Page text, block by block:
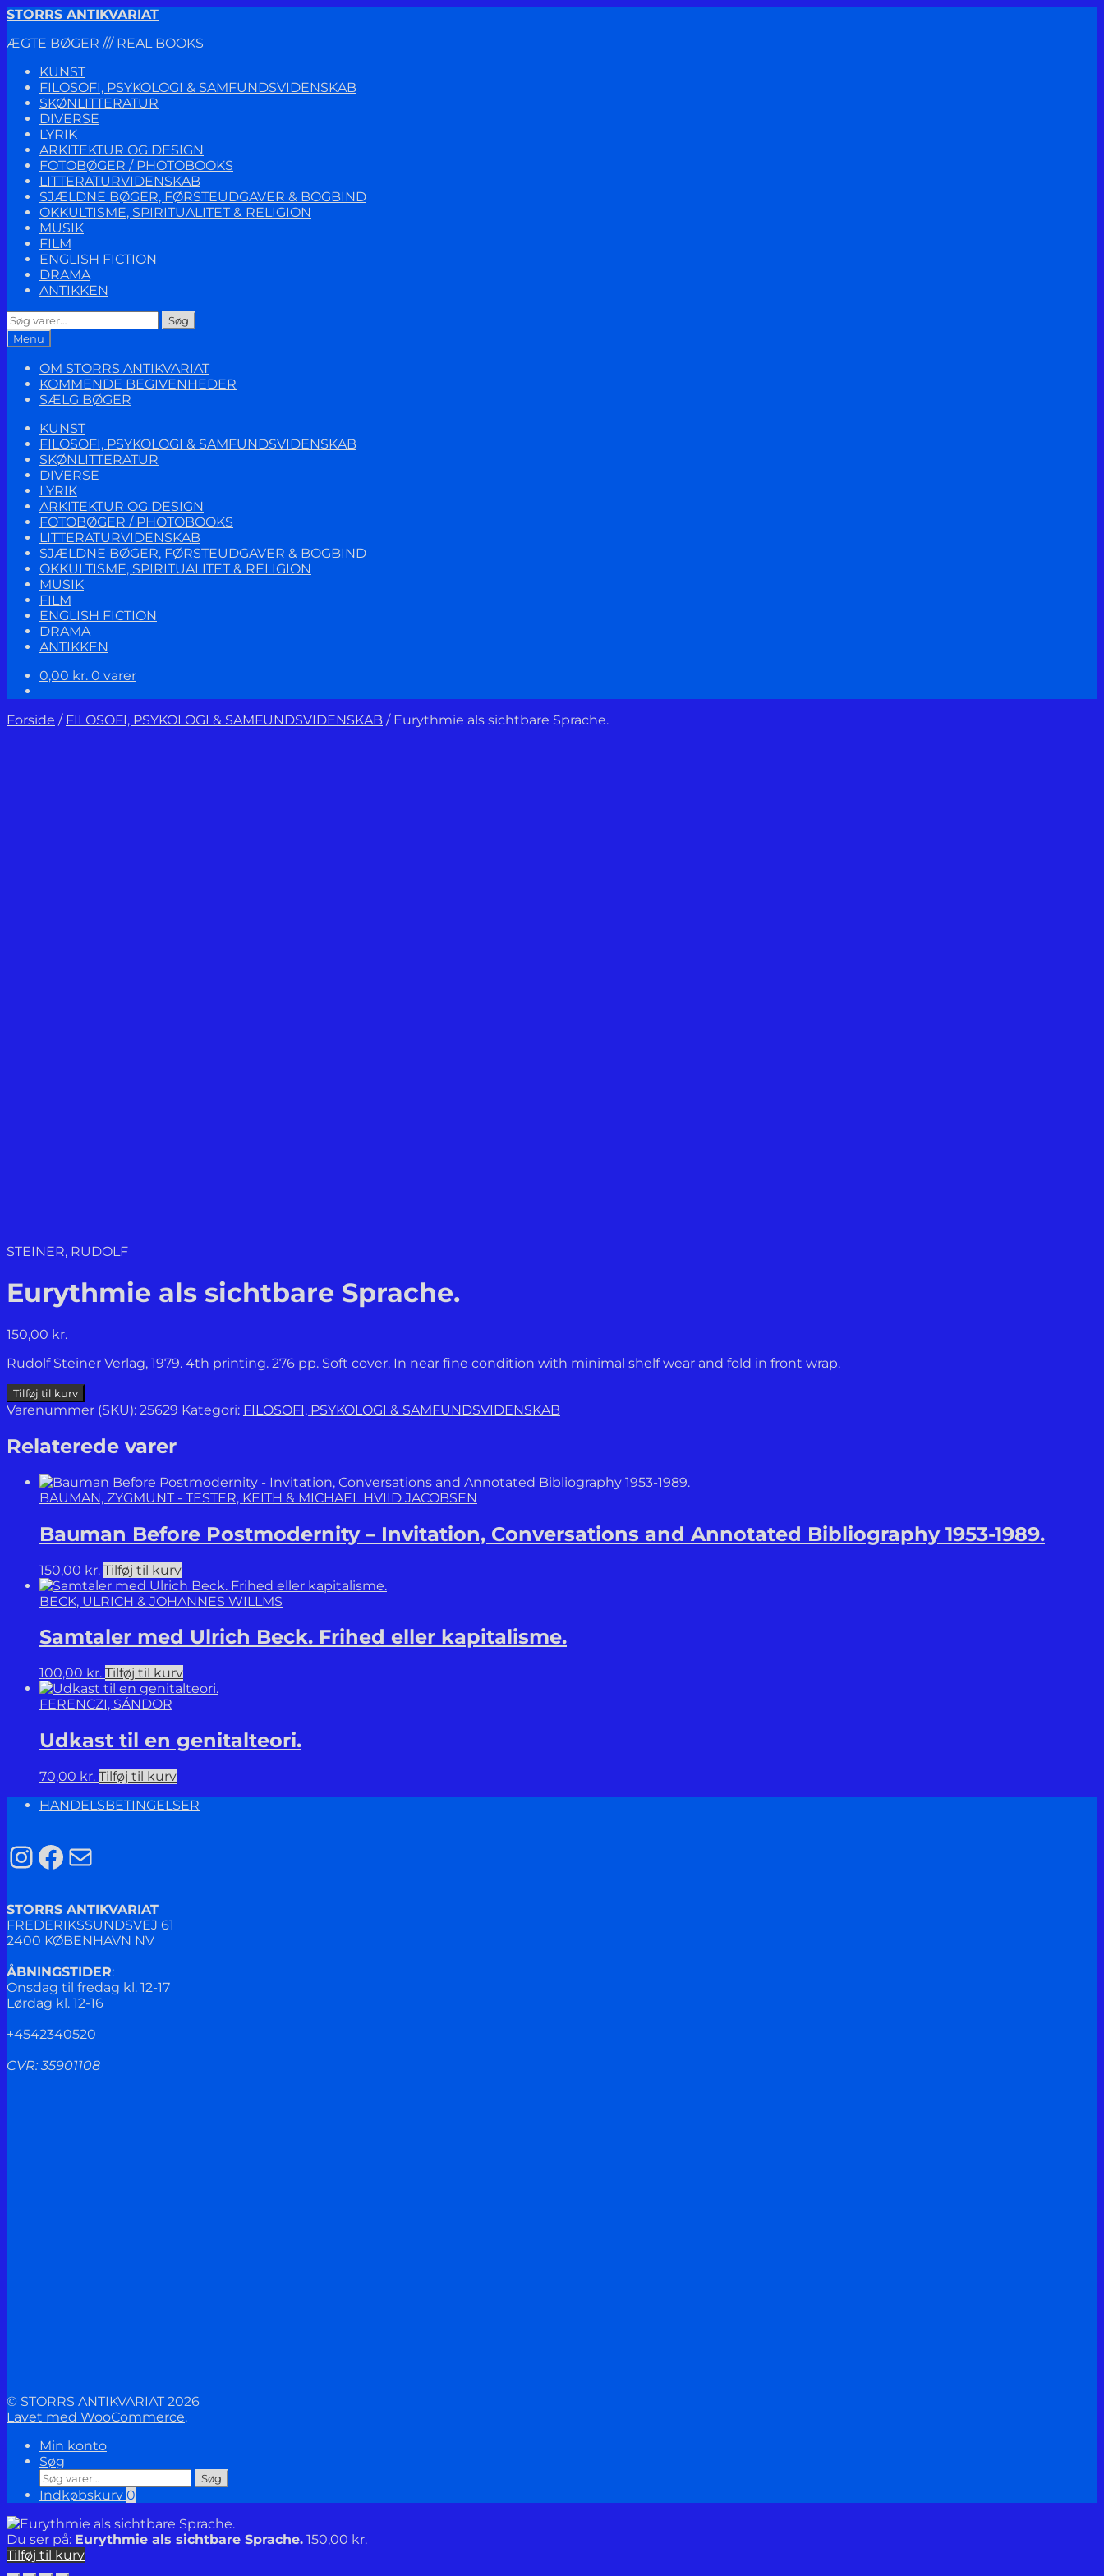
Spring
navigation
Spring
indhold
STORRS ANTIKVARIAT
ÆGTE BØGER /// REAL BOOKS
KUNST
FILOSOFI, PSYKOLOGI & SAMFUNDSVIDENSKAB
SKØNLITTERATUR
DIVERSE
LYRIK
ARKITEKTUR OG DESIGN
FOTOBØGER / PHOTOBOOKS
LITTERATURVIDENSKAB
SJÆLDNE BØGER, FØRSTEUDGAVER & BOGBIND
OKKULTISME, SPIRITUALITET & RELIGION
MUSIK
FILM
ENGLISH FICTION
DRAMA
ANTIKKEN
Søg
efter:
Søg
Menu
OM STORRS ANTIKVARIAT
KOMMENDE BEGIVENHEDER
SÆLG BØGER
KUNST
FILOSOFI, PSYKOLOGI & SAMFUNDSVIDENSKAB
SKØNLITTERATUR
DIVERSE
LYRIK
ARKITEKTUR OG DESIGN
FOTOBØGER / PHOTOBOOKS
LITTERATURVIDENSKAB
SJÆLDNE BØGER, FØRSTEUDGAVER & BOGBIND
OKKULTISME, SPIRITUALITET & RELIGION
MUSIK
FILM
ENGLISH FICTION
DRAMA
ANTIKKEN
0,00 kr. 0 varer
Forside / FILOSOFI, PSYKOLOGI & SAMFUNDSVIDENSKAB / Eurythmie als sichtbare Sprache.
STEINER, RUDOLF
Eurythmie als sichtbare Sprache.
150,00 kr.
Rudolf Steiner Verlag, 1979. 4th printing. 276 pp. Soft cover. In near fine condition with minimal shelf wear and fold in front wrap.
Eurythmie
als
Sprache.
antal
Tilføj til kurv
Varenummer (SKU): 25629 Kategori: FILOSOFI, PSYKOLOGI & SAMFUNDSVIDENSKAB
Relaterede varer
BAUMAN, ZYGMUNT - TESTER, KEITH & MICHAEL HVIID JACOBSEN
Bauman Before Postmodernity – Invitation, Conversations and Annotated Bibliography 1953-1989.
150,00 kr. Tilføj til kurv
BECK, ULRICH & JOHANNES WILLMS
Samtaler med Ulrich Beck. Frihed eller kapitalisme.
100,00 kr. Tilføj til kurv
FERENCZI, SÁNDOR
Udkast til en genitalteori.
70,00 kr. Tilføj til kurv
HANDELSBETINGELSER
Instagram
Facebook
Mail
STORRS ANTIKVARIAT
FREDERIKSSUNDSVEJ 61
2400 KØBENHAVN NV
ÅBNINGSTIDER:
Onsdag til fredag kl. 12-17
Lørdag kl. 12-16
+4542340520
CVR: 35901108
© STORRS ANTIKVARIAT 2026
Lavet med WooCommerce.
Min konto
Søg
Søg
efter:
Søg
Indkøbskurv 0
Du ser på: Eurythmie als sichtbare Sprache. 150,00 kr.
Tilføj til kurv